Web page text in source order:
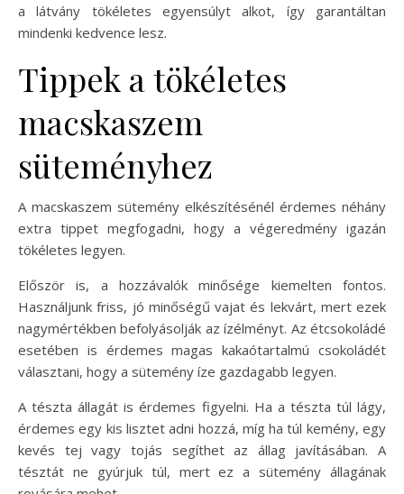
a látvány tökéletes egyensúlyt alkot, így garantáltan
mindenki kedvence lesz.
Tippek a tökéletes
macskaszem
süteményhez
A macskaszem sütemény elkészítésénél érdemes néhány
extra tippet megfogadni, hogy a végeredmény igazán
tökéletes legyen.
Először is, a hozzávalók minősége kiemelten fontos.
Használjunk friss, jó minőségű vajat és lekvárt, mert ezek
nagymértékben befolyásolják az ízélményt. Az étcsokoládé
esetében is érdemes magas kakaótartalmú csokoládét
választani, hogy a sütemény íze gazdagabb legyen.
A tészta állagát is érdemes figyelni. Ha a tészta túl lágy,
érdemes egy kis lisztet adni hozzá, míg ha túl kemény, egy
kevés tej vagy tojás segíthet az állag javításában. A
tésztát ne gyúrjuk túl, mert ez a sütemény állagának